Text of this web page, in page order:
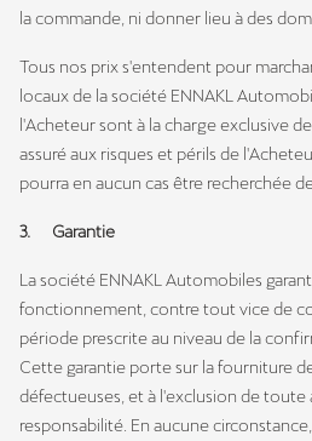
la commande, ni donner lieu à des
Tous nos prix s'entendent pour
locaux de la société ENNAKL
l'Acheteur sont à la charge exclusive
assuré aux risques et périls de
pourra en aucun cas être recherchée
3. Garantie
La société ENNAKL Automobiles
fonctionnement, contre tout vice de
période prescrite au niveau de la
Cette garantie porte sur la fourniture
défectueuses, et à l'exclusion de toute
responsabilité. En aucune